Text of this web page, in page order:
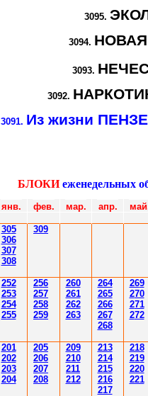
3095.
3094.
3093.
3092.
3091. Из жизни
БЛОКИ еженедельных
янв. фев. мар. апр.
305
306
307
308
309
252
253
254
255
256
257
258
259
260
261
262
263
264
265
266
267
268
269
270
271
272
201
202
203
204
205
206
207
208
209
210
211
212
213
214
215
216
217
218
219
220
221